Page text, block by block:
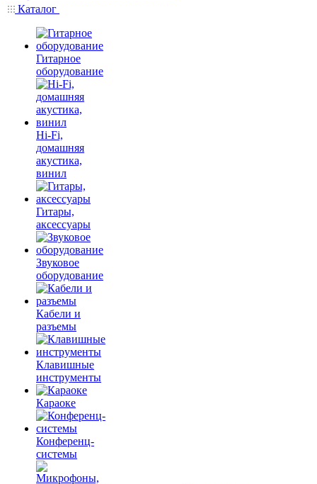
Каталог
Гитарное
оборудование
Hi-Fi,
домашняя
акустика,
винил
Гитары,
аксессуары
Звуковое
оборудование
Кабели и
разъемы
Клавишные
инструменты
Караоке
Конференц-
системы